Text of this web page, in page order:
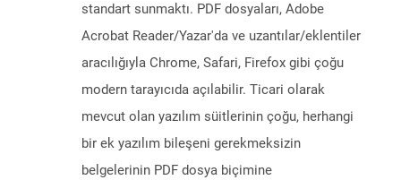
standart sunmaktı. PDF dosyaları, Adobe
Acrobat Reader/Yazar'da ve uzantılar/eklentiler
aracılığıyla Chrome, Safari, Firefox gibi çoğu
modern tarayıcıda açılabilir. Ticari olarak
mevcut olan yazılım süitlerinin çoğu, herhangi
bir ek yazılım bileşeni gerekmeksizin
belgelerinin PDF dosya biçimine